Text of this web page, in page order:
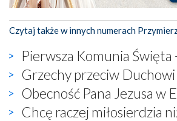
Czytaj także w innych numerach
Pierwsza Komunia Święta
Grzechy przeciw
Obecność Pana Jezusa w
Chcę raczej miłosierdzia